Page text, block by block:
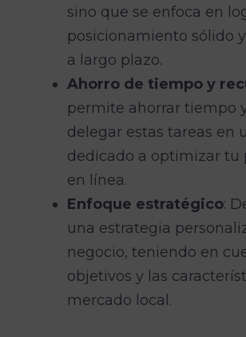
sino que se enfoca en
posicionamiento sólido
a largo plazo.
Ahorro de tiempo y
permite ahorrar tiempo
delegar estas tareas en
dedicado a optimizar tu
en línea.
Enfoque estratégico:
una estrategia
negocio, teniendo en
objetivos y las
mercado local.